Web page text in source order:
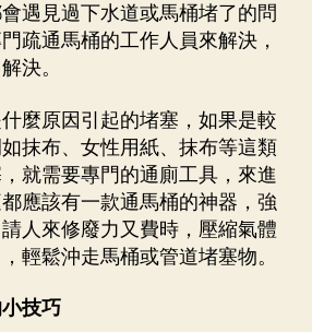
遇見過下水道或馬桶堵了的問
疏通馬桶的工作人員來解決，
決。
麼原因引起的堵塞，如果是較
抹布、女性用紙、抹布等這類
就需要專門的通廁工具，來進
應該有一款通馬桶的神器，強
人來修廢力又費時，壓縮氣體
輕鬆沖走馬桶或管道堵塞物。
技巧